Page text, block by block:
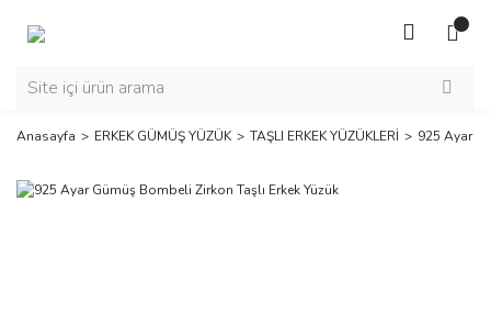
Anasayfa ERKEK GÜMÜŞ YÜZÜK TAŞLI ERKEK YÜZÜKLERİ 925 Ayar